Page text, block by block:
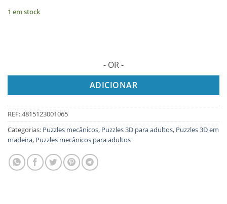
1 em stock
- OR -
ADICIONAR
REF:4815123001065
Categorias: Puzzles mecânicos, Puzzles 3D para adultos, Puzzles 3D em
madeira, Puzzles mecânicos para adultos